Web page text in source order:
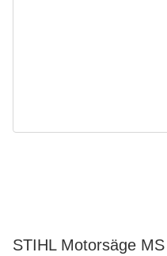
STIHL Motorsäge